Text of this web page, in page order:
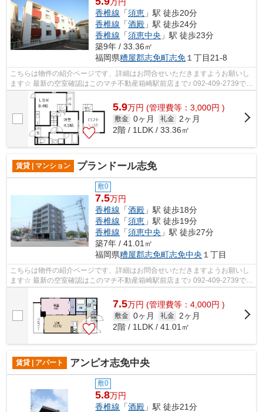
香椎線 「須恵 」駅 徒歩20分
香椎線 「酒殿 」駅 徒歩24分
香椎線 「須恵中央 」駅 徒歩23分
築9年 / 33.36㎡
福岡県糟屋郡志免町志免 １丁目21-8
こちらは物件の紹介ページです、詳細はお問合せいただきますようお願いし
ます☆ 最新の空室確認はこのマチ不動産箱崎駅前店まで♪ 092-409-2739で
す！迅速に対応致します！！！！！♪
5.9万円 (管理費等：3,000円 )
敷金 0ヶ月 礼金 2ヶ月
2階 / 1LDK / 33.36㎡
賃貸 | マンション プランドール志免
敷0
7.5万円
香椎線 「酒殿 」駅 徒歩18分
香椎線 「須恵 」駅 徒歩19分
香椎線 「須恵中央 」駅 徒歩27分
築7年 / 41.01㎡
福岡県糟屋郡志免町志免中央 １丁目
こちらは物件の紹介ページです、詳細はお問合せいただきますようお願いし
ます☆ 最新の空室確認はこのマチ不動産箱崎駅前店まで♪ 092-409-2739で
す！迅速に対応致します！！！！！♪
7.5万円 (管理費等：4,000円 )
敷金 0ヶ月 礼金 2ヶ月
2階 / 1LDK / 41.01㎡
賃貸 | アパート アンピオ志免中央
敷0
5.8万円
香椎線 「酒殿 」駅 徒歩21分